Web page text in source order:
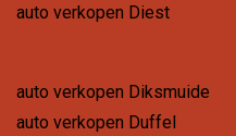
auto verkopen Diest
auto verkopen Diksmuide
auto verkopen Duffel